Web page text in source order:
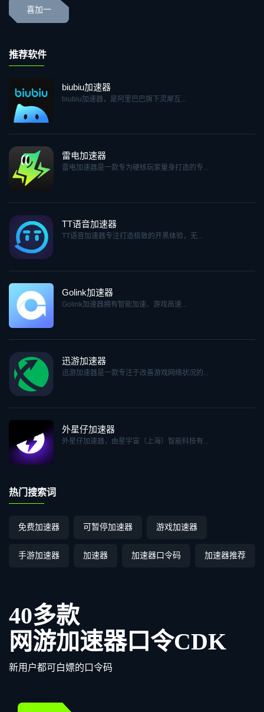
喜加一
推荐软件
biubiu加速器
biubiu加速器，是阿里巴巴旗下灵犀互...
雷电加速器
雷电加速器是一款专为硬核玩家量身打造的专...
TT语音加速器
TT语音加速器专注打造极致的开黑体验，无...
Golink加速器
Golink加速器拥有智能加速、游戏高速...
迅游加速器
迅游加速器是一款专注于改善游戏网络状况的...
外星仔加速器
外星仔加速器，由星宇宙（上海）智能科技有...
热门搜索词
免费加速器 可暂停加速器 游戏加速器
手游加速器 加速器 加速器口令码 加速器推荐
40多款
网游加速器口令CDK
新用户都可白嫖的口令码